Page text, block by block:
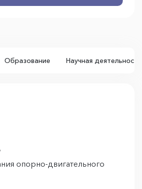
Образование Научная деятельность
опорно-двигательного